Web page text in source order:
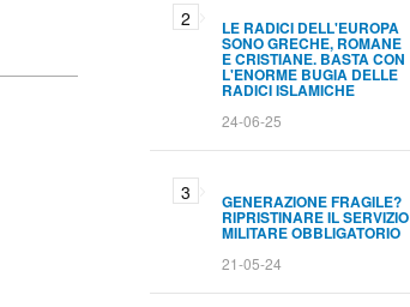
LE RADICI DELL'EUROPA
SONO GRECHE, ROMANE
E CRISTIANE. BASTA CON
L'ENORME BUGIA DELLE
RADICI ISLAMICHE
24-06-25
GENERAZIONE FRAGILE?
RIPRISTINARE IL SERVIZIO
MILITARE OBBLIGATORIO
21-05-24